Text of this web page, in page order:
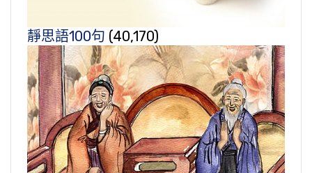
靜思語100句 (40,170)